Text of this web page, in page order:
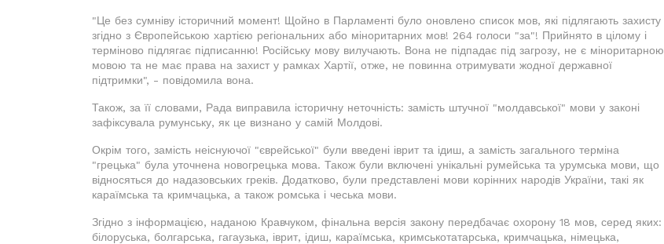
"Це без сумніву історичний момент! Щойно в Парламенті було оновлено список мов, які підлягають захисту
згідно з Європейською хартією регіональних або міноритарних мов! 264 голоси "за"! Прийнято в цілому і
терміново підлягає підписанню! Російську мову вилучають. Вона не підпадає під загрозу, не є міноритарною
мовою та не має права на захист у рамках Хартії, отже, не повинна отримувати жодної державної
підтримки", - повідомила вона.
Також, за її словами, Рада виправила історичну неточність: замість штучної "молдавської" мови у законі
зафіксувала румунську, як це визнано у самій Молдові.
Окрім того, замість неіснуючої "єврейської" були введені іврит та ідиш, а замість загального терміна
"грецька" була уточнена новогрецька мова. Також були включені унікальні румейська та урумська мови, що
відносяться до надазовських греків. Додатково, були представлені мови корінних народів України, такі як
караїмська та кримчацька, а також ромська і чеська мови.
Згідно з інформацією, наданою Кравчуком, фінальна версія закону передбачає охорону 18 мов, серед яких:
білоруська, болгарська, гагаузька, іврит, ідиш, караїмська, кримськотатарська, кримчацька, німецька,